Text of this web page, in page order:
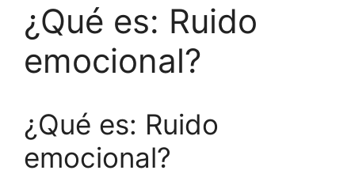
¿Qué es: Ruido
emocional?
¿Qué es: Ruido
emocional?